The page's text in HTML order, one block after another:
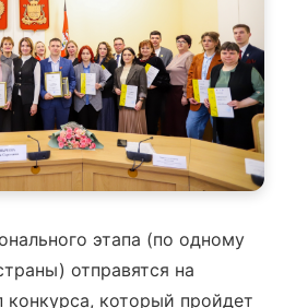
этапа (по одному
отправятся на
конкурса, который пройдет